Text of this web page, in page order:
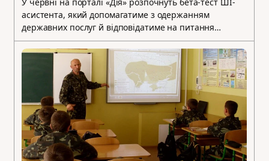
асистента, який допомагатиме з одержанням
державних послуг й відповідатиме на питання…